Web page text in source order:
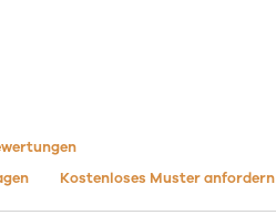
Kostenloses Muster anfordern